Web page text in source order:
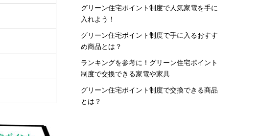
グリーン住宅ポイント制度で人気家電を手に
入れよう！
グリーン住宅ポイント制度で手に入るおすす
め商品とは？
ランキングを参考に！グリーン住宅ポイント
制度で交換できる家電や家具
グリーン住宅ポイント制度で交換できる商品
とは？